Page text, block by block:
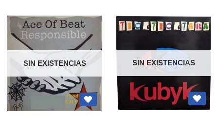
SIN EXISTENCIAS SIN EXISTENCIAS